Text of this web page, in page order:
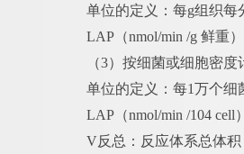
单位的定义：每g组织每
LAP（nmol/min /g 鲜重
（3）按细菌或细胞密度
单位的定义：每1万个细
LAP（nmol/min /104
V反总：反应体系总体积